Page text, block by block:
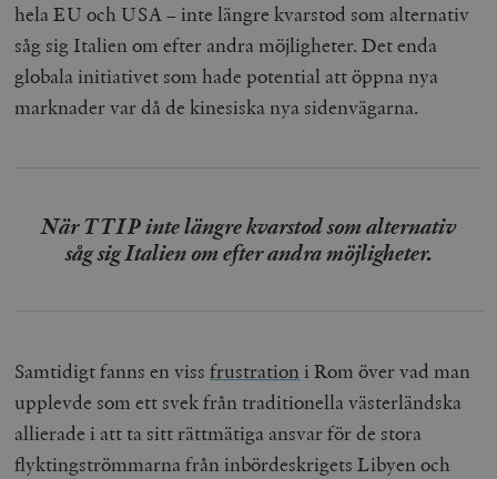
hela EU och USA – inte längre kvarstod som alternativ
såg sig Italien om efter andra möjligheter. Det enda
globala initiativet som hade potential att öppna nya
marknader var då de kinesiska nya sidenvägarna.
När TTIP inte längre kvarstod som alternativ
såg sig Italien om efter andra möjligheter.
Samtidigt fanns en vissfrustrationi Rom över vad man
upplevde som ett svek från traditionella västerländska
allierade i att ta sitt rättmätiga ansvar för de stora
flyktingströmmarna från inbördeskrigets Libyen och